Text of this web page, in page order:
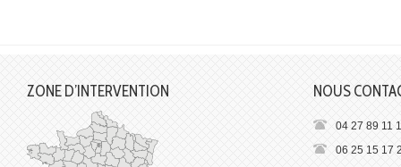
ZONE D’INTERVENTION NOUS
04 27 89 11
06 25 15 17